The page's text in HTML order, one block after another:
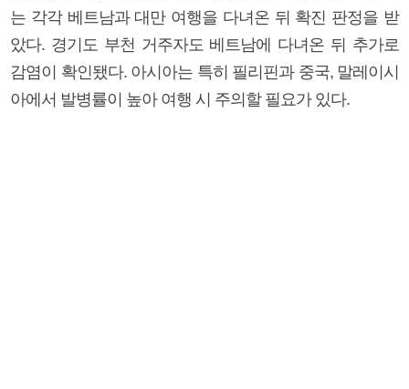
는 각각 베트남과 대만 여행을 다녀온 뒤 확진 판정을 받
았다. 경기도 부천 거주자도 베트남에 다녀온 뒤 추가로
감염이 확인됐다. 아시아는 특히 필리핀과 중국, 말레이시
아에서 발병률이 높아 여행 시 주의할 필요가 있다.